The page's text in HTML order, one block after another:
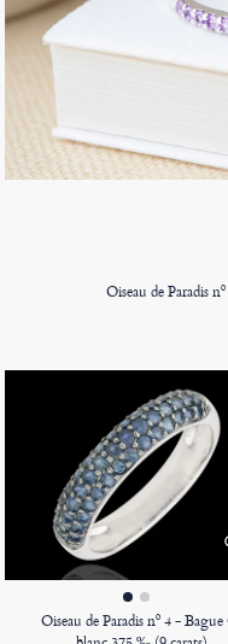
Oiseau de Paradis
Oiseau de Paradis nº 4 -